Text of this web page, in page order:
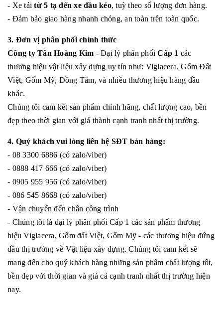
- Xe tảitừ 5 tạ đến xe đầu kéo, tuỳ theo số lượng đơn hàng.
- Đảm bảo giao hàng nhanh chóng, an toàn trên toàn quốc.
3. Đơn vị phân phối chính thức
Công ty Tân Hoàng Kim - Đại lý phân phối Cấp 1 các
thương hiệu vật liệu xây dựng uy tín như: Viglacera, Gốm Đất
Việt, Gốm Mỹ, Đồng Tâm, và nhiều thương hiệu hàng đầu
khác.
Chúng tôi cam kết sản phẩm chính hãng, chất lượng cao, bền
đẹp theo thời gian với giá thành cạnh tranh nhất thị trường.
4. Quý khách vui lòng liên hệ SĐT bán hàng:
- 08 3300 6886 (có zalo/viber)
- 0888 417 666 (có zalo/viber)
- 0905 955 956 (có zalo/viber)
- 086 545 8668 (có zalo/viber)
- Vận chuyển đến chân công trình
- Chúng tôi là đại lý phân phối Cấp 1 các sản phẩm thương
hiệu Viglacera, Gốm đất Việt, Gốm Mỹ - các thương hiệu đứng
đầu thị trường về Vật liệu xây dựng. Chúng tôi cam kết sẽ
mang đến cho quý khách hàng những sản phẩm chất lượng tốt,
bền đẹp với thời gian và giá cả cạnh tranh nhất thị trường hiện
nay.